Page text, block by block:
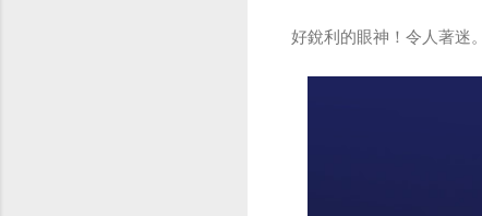
好銳利的眼神！令人著迷。